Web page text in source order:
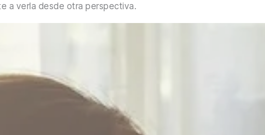
a verla desde otra perspectiva.